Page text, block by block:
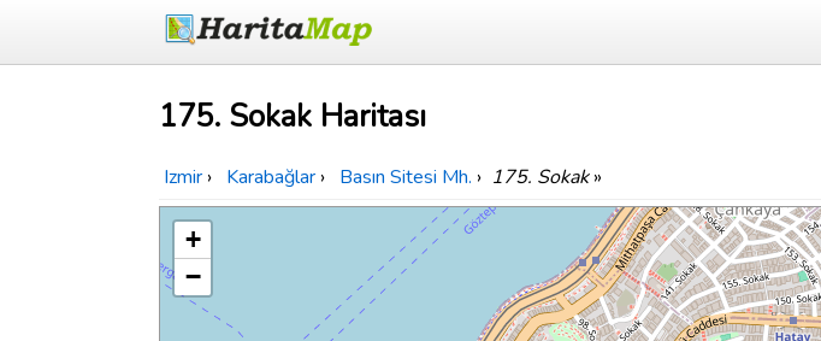
175. Sokak Haritası
Izmir › Karabağlar › Basın Sitesi Mh. › 175. Sokak»
+
−